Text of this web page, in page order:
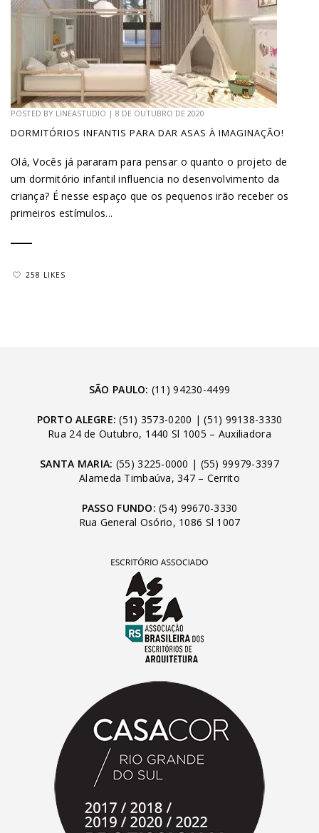
POSTED BY LINEASTUDIO | 8 DE OUTUBRO DE 2020
DORMITÓRIOS INFANTIS PARA DAR ASAS À IMAGINAÇÃO!
Olá, Vocês já pararam para pensar o quanto o projeto de
um dormitório infantil influencia no desenvolvimento da
criança? É nesse espaço que os pequenos irão receber os
primeiros estímulos...
258 LIKES
SÃO PAULO: (11) 94230-4499
PORTO ALEGRE: (51) 3573-0200 |(51) 99138-3330
Rua 24 de Outubro, 1440 Sl 1005 – Auxiliadora
SANTA MARIA: (55) 3225-0000 | (55) 99979-3397
Alameda Timbaúva, 347 – Cerrito
PASSO FUNDO: (54) 99670-3330
Rua General Osório, 1086 Sl 1007